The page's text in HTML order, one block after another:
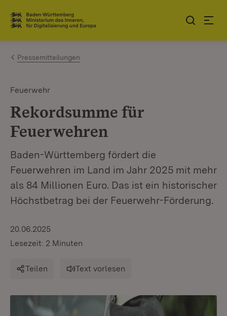
Zum Inhalt springen
Link zur Startseite
Pressemitteilungen
Feuerwehr
Rekordsumme für
Feuerwehren
Baden-Württemberg fördert die
Feuerwehren im Land im Jahr 2025 mit mehr
als 84 Millionen Euro. Das ist ein historischer
Höchstbetrag bei der Feuerwehr-Förderung.
20.06.2025
Lesezeit: 2 Minuten
Teilen Text vorlesen